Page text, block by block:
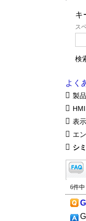
キ
ス
検
よく
製
HMI
表
エ
シ
6件